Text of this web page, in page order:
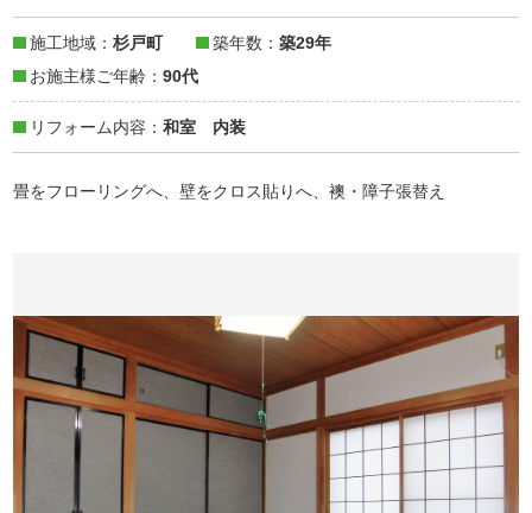
施工地域 杉戸町 築年数
築29年
お施主様ご年齢
90代
リフォーム内容 和室 内装
畳をフローリングへ、壁をクロス貼りへ、襖・障子張替え